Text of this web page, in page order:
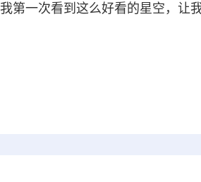
我第一次看到这么好看的星空，让